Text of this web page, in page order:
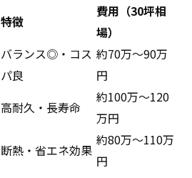
特徴
費用（30坪相
場）
バランス◎・コス
パ良
約70万～90万
円
高耐久・長寿命
約100万～120
万円
断熱・省エネ効果
約80万～110万
円